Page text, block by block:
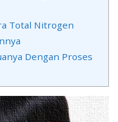
Total Nitrogen
Dengan Proses